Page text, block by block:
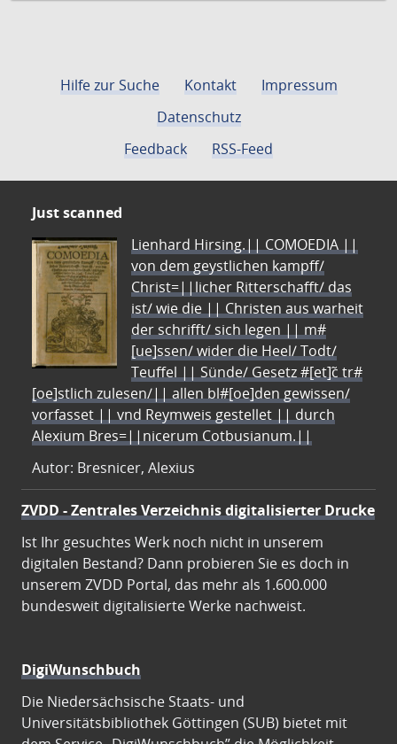
Hilfe zur Suche Kontakt
Impressum
Datenschutz
Feedback
RSS-Feed
Just scanned
Lienhard Hirsing.|| COMOEDIA ||
von dem geystlichen kampff/
Christ=||licher Ritterschafft/ das
ist/ wie die || Christen aus warheit
der schrifft/ sich legen || m#
[ue]ssen/ wider die Heel/ Todt/
Teuffel || Sünde/ Gesetz #[et]c̃ tr#
[oe]stlich zulesen/|| allen bl#[oe]den gewissen/
vorfasset || vnd Reymweis gestellet || durch
Alexium Bres=||nicerum Cotbusianum.||
Autor: Bresnicer, Alexius
ZVDD - Zentrales Verzeichnis digitalisierter Drucke
Ist Ihr gesuchtes Werk noch nicht in unserem
digitalen Bestand? Dann probieren Sie es doch in
unserem ZVDD Portal, das mehr als 1.600.000
bundesweit digitalisierte Werke nachweist.
DigiWunschbuch
Die Niedersächsische Staats- und
Universitätsbibliothek Göttingen (SUB) bietet mit